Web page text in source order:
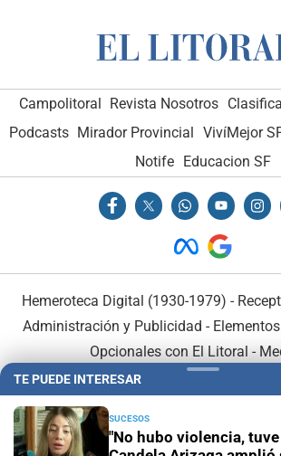
Campolitoral Revista Nosotros
Podcasts Mirador Provincial VivíMejor
Notife
Educacion SF
Hemeroteca Digital (1930-1979) -
Administración y Publicidad -
Opcionales con El Litoral -
TE PUEDE INTERESAR
SUCESOS
"No hubo violencia,